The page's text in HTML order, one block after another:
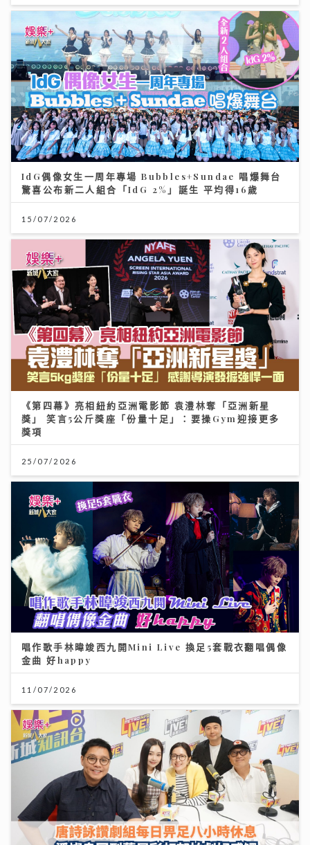
IdG偶像女生一周年專場 Bubbles+Sundae 唱爆舞台
驚喜公布新二人組合「IdG 2%」誕生 平均得16歲
15/07/2026
《第四幕》亮相紐約亞洲電影節 袁澧林奪「亞洲新星
獎」 笑言5公斤獎座「份量十足」：要操Gym迎接更多
獎項
25/07/2026
唱作歌手林暐竣西九開Mini Live 換足5套戰衣翻唱偶像
金曲 好happy
11/07/2026